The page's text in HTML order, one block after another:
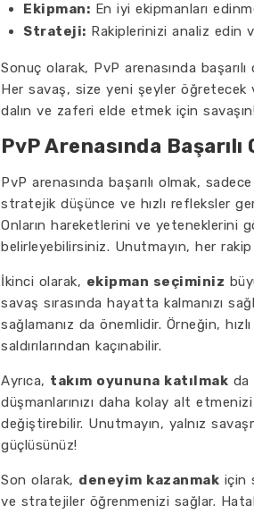
Ekipman: En iyi ekipmanları
Strateji: Rakiplerinizi analiz edin
Sonuç olarak, PvP arenasında
Her savaş, size yeni şeyler öğretecek
dalın ve zaferi elde etmek için
PvP Arenasında Başarılı
PvP arenasında başarılı olmak,
stratejik düşünce ve hızlı refleksler
Onların hareketlerini ve yeteneklerini
belirleyebilirsiniz. Unutmayın, her
İkinci olarak, ekipman seçiminiz
savaş sırasında hayatta kalmanızı
sağlamanız da önemlidir. Örneğin,
saldırılarından kaçınabilir.
Ayrıca, takım oyununa katılmak da
düşmanlarınızı daha kolay alt
değiştirebilir. Unutmayın, yalnız
güçlüsünüz!
Son olarak, deneyim kazanmak için
ve stratejiler öğrenmenizi sağlar.